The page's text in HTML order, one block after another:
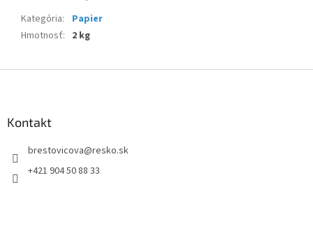
Kategória:
Papier
Hmotnosť: 2 kg
Kontakt
brestovicova@resko.sk
+421 904 50 88 33